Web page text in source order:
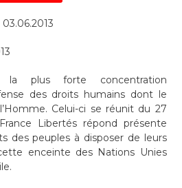
03.06.2013
la plus forte concentration
des droits humains dont le
Celui-ci se réunit du 27
Libertés répond présente
des peuples à disposer de leurs
enceinte des Nations Unies